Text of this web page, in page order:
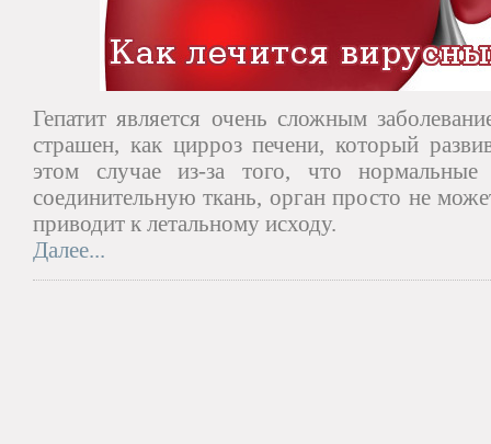
Гепатит является очень сложным
страшен, как цирроз печени, который
этом случае из-за того, что
соединительную ткань, орган просто не
приводит к летальному исходу.
Далее...